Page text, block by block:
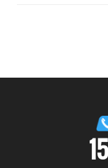
1. 电气自动
目设计三年
3. 熟练